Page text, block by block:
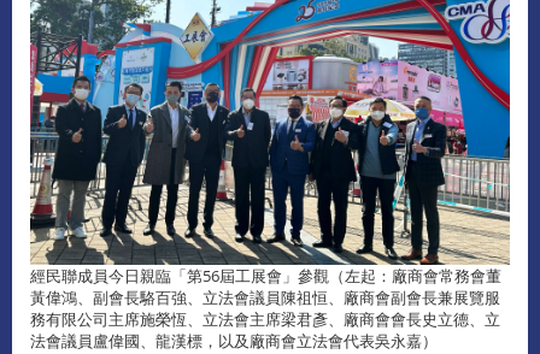
經民聯成員今日親臨「第56屆工展會」參觀（左起：廠商會常務會董
黃偉鴻、副會長駱百強、立法會議員陳祖恒、廠商會副會長兼展覽服
務有限公司主席施榮恆、立法會主席梁君彥、廠商會會長史立德、立
法會議員盧偉國、龍漢標，以及廠商會立法會代表吳永嘉）